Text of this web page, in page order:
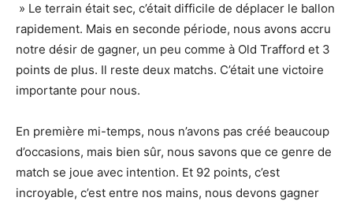
» Le terrain était sec, c’était difficile de déplacer le ballon
rapidement. Mais en seconde période, nous avons accru
notre désir de gagner, un peu comme à Old Trafford et 3
points de plus. Il reste deux matchs. C’était une victoire
importante pour nous.
En première mi-temps, nous n’avons pas créé beaucoup
d’occasions, mais bien sûr, nous savons que ce genre de
match se joue avec intention. Et 92 points, c’est
incroyable, c’est entre nos mains, nous devons gagner